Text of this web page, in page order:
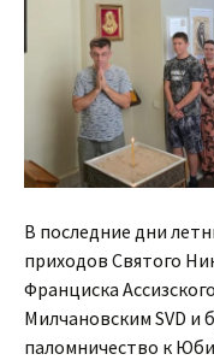
В последние дни
приходов Святого
Франциска
Милчановским SVD и
паломничество к